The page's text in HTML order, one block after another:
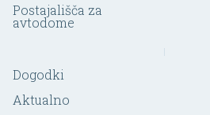
Postajališča za
avtodome
Dogodki
Aktualno